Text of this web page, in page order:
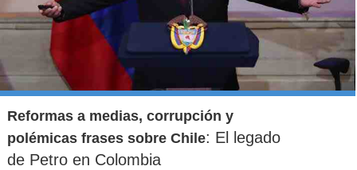
Reformas a medias, corrupción y
polémicas frases sobre Chile: El legado
de Petro en Colombia